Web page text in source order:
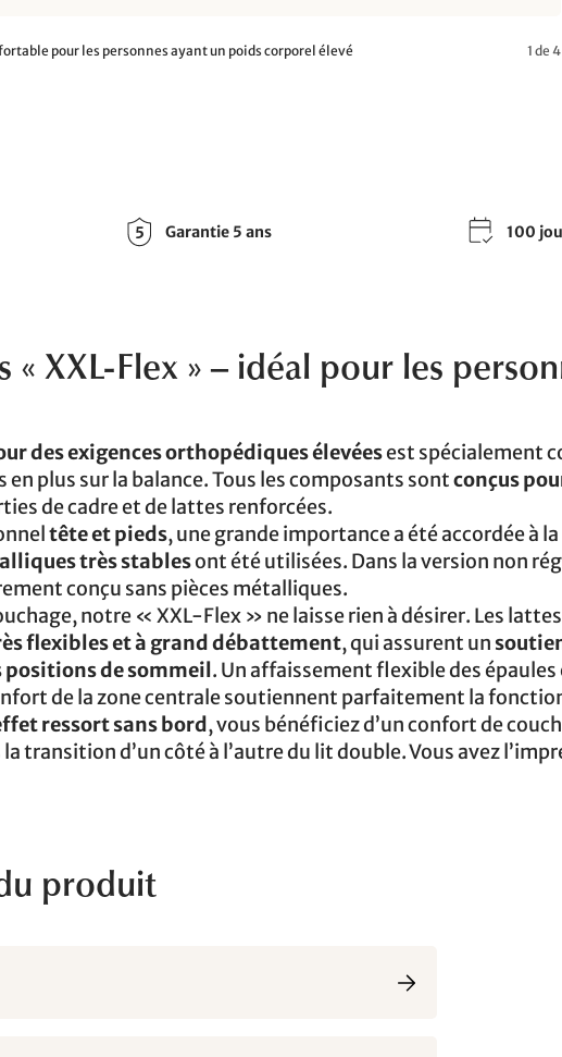
pour les personnes ayant un poids corporel élevé 1 de 4
Garantie 5 ans 100
« XXL-Flex » – idéal pour les
des exigences orthopédiques élevéesest spécialement
plus sur la balance. Tous les composants sontconçus
de cadre et de lattes renforcées.
tête et pieds, une grande importance a été accordée à
très stablesont été utilisées. Dans la version non
conçu sans pièces métalliques.
notre « XXL-Flex » ne laisse rien à désirer. Les
flexibles et à grand débattement, qui assurent un
de sommeil. Un affaissement flexible des
de la zone centrale soutiennent parfaitement la
ressort sans bord, vous bénéficiez d’un confort de
transition d’un côté à l’autre du lit double. Vous avez
produit